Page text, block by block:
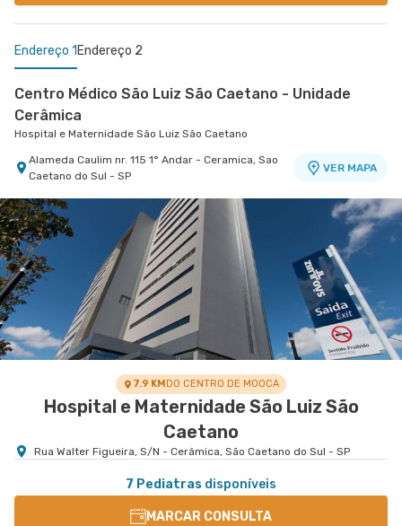
Endereço 1 Endereço 2
Centro Médico São Luiz São Caetano - Unidade
Cerâmica
Hospital e Maternidade São Luiz São Caetano
Alameda Caulim nr. 115 1° Andar - Ceramica, Sao
Caetano do Sul - SP
VER MAPA
Centro Médico Anchieta
Hospital São Luiz São Bernardo
Rua Frei Gaspar nr. 941 - Centro, Sao Bernardo
do Campo - SP
VER MAPA
7.9 KMDO CENTRO DE MOOCA
Hospital e Maternidade São Luiz São
Caetano
Rua Walter Figueira, S/N - Cerâmica, São Caetano do Sul - SP
7 Pediatras disponíveis
MARCAR CONSULTA